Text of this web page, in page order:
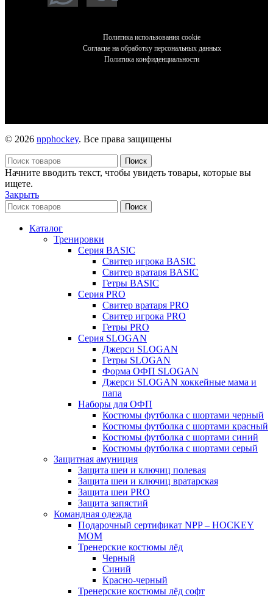
Политика использования cookie
Согласие на обработку персональных данных
Политика конфиденциальности
© 2026 npphockey. Все права защищены
Поиск
Начните вводить текст, чтобы увидеть товары, которые вы
ищете.
Закрыть
Поиск
Каталог
Тренировки
Серия BASIC
Свитер игрока BASIC
Свитер вратаря BASIC
Гетры BASIC
Серия PRO
Свитер вратаря PRO
Свитер игрока PRO
Гетры PRO
Серия SLOGAN
Джерси SLOGAN
Гетры SLOGAN
Форма ОФП SLOGAN
Джерси SLOGAN хоккейные мама и
папа
Наборы для ОФП
Костюмы футболка с шортами черный
Костюмы футболка с шортами красный
Костюмы футболка с шортами синий
Костюмы футболка с шортами серый
Защитная амуниция
Защита шеи и ключиц полевая
Защита шеи и ключиц вратарская
Защита шеи PRO
Защита запястий
Командная одежда
Подарочный сертификат NPP – HOCKEY
MOM
Тренерские костюмы лёд
Черный
Синий
Красно-черный
Тренерские костюмы лёд софт